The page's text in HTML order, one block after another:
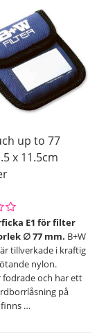
up to 77
x 11.5cm
E1 för filter
∅ 77 mm. B+W
tillverkade i kraftig
nylon.
fodrade och har ett
på
…